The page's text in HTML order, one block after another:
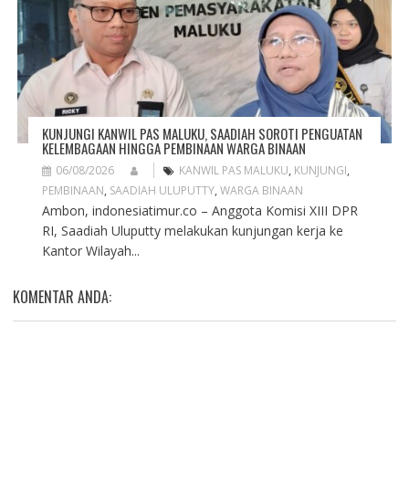
KUNJUNGI KANWIL PAS MALUKU, SAADIAH SOROTI PENGUATAN
KELEMBAGAAN HINGGA PEMBINAAN WARGA BINAAN
06/08/2026 KANWIL PAS MALUKU, KUNJUNGI,
PEMBINAAN, SAADIAH ULUPUTTY, WARGA BINAAN
Ambon, indonesiatimur.co – Anggota Komisi XIII DPR
RI, Saadiah Uluputty melakukan kunjungan kerja ke
Kantor Wilayah...
KOMENTAR ANDA: